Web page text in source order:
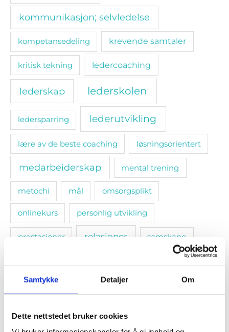
Samtykke Detaljer Om
Dette nettstedet bruker cookies
kommunikasjon; selvledelse
kompetansedeling krevende samtaler
kritisk tekning ledercoaching
lederskap lederskolen
ledersparring lederutvikling
lære av de beste coaching løsningsorientert
medarbeiderskap mental trening
metochi mål omsorgsplikt
onlinekurs personlig utvikling
prestasjoner relasjoner samskape
sosiale bånd
stressmestring. selvledelse tanketrening